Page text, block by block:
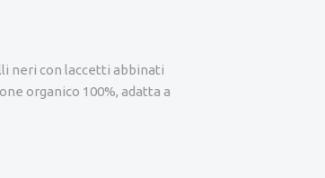
neri con laccetti abbinati
organico 100%, adatta a